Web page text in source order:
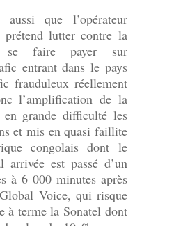
que l’opérateur
lutter contre la
se faire payer sur
entrant dans le pays
frauduleux réellement
l’amplification de la
grande difficulté les
et mis en quasi faillite
congolais dont le
arrivée est passé d’un
à 6 000 minutes après
Voice, qui risque
à terme la Sonatel dont